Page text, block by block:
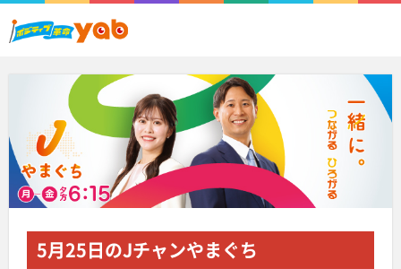
5月25日のJチャンやまぐち